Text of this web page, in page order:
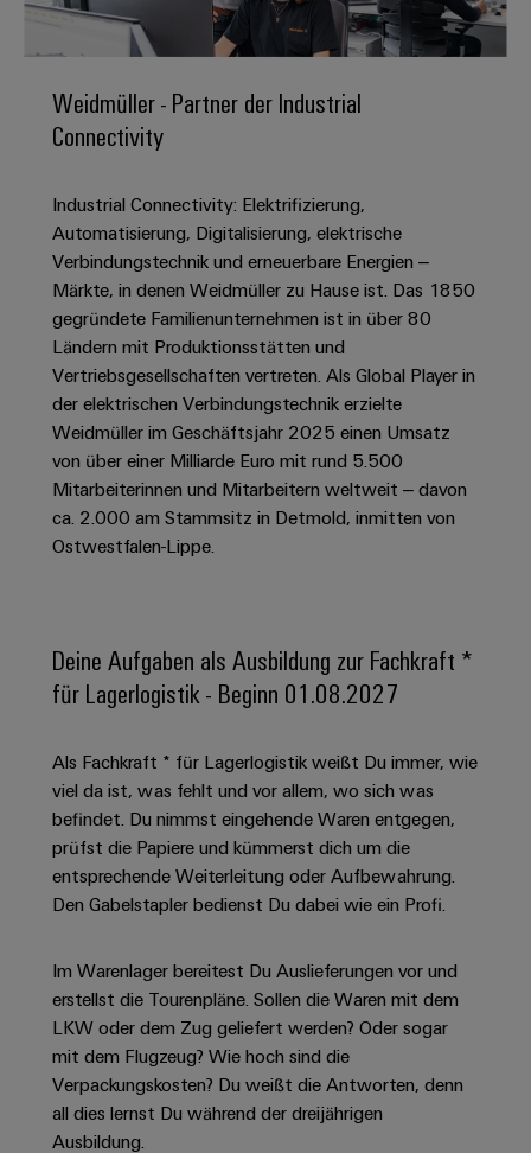
erlebbar
werden.
Lösungen
und
Produkte
Rechenzentren
–
effizient,
zuverlässig,
skalierbar
Energiespeicher
Lösungen
und
Produkte
für
Energiespeichersysteme
(ESS)
Energieübertragung
und
und
Sicherheit
für
Energienetze
Gebäudeinfrastruktur
Lösungen
für
die
spezifischen
Anforderungen
der
Gebäudeinfrastruktur
Gerätehersteller
Innovative
Verbindungslösungen
für
Geräte
Anschlusstechnologie
Microgrids
OS
Edge
Computing
Industrial
5G
Single
Pair
Ethernet
Schaltschrank-
Feldverdrahtung
Smart
Building
Smart
Metering
Weidmüller
Configurator
Workplace
Solutions
Systeme
und
Leiterplattenklemmen
und
-
Kabeleinführungssysteme
und
-
komponenten
Anschlussleitungen,
Patchkabel
und
Kabel
SPS
Systemverkabelung
&
Verteilerboxen
Elektronik
Koppelrelais
&
Halbleiterrelais
und
Messumformer
Stromversorgungen
Elektronikgehäuse
Fast
Service
Beratung
und
digitale
Planung
easyConnect
-
Ihre
Industrial
Service
Platform
Connectivity
Engineering
Weidmüller
PCB
Connector
Services
Akkreditiertes
Support
Technischer
Support
uns
Info
für
unsere
Partner
Vertrieb
Großhandelssuche
News
Messen
Webshop
Preisliste
Kataloganforderung
Unternehmen
Weidmüller
und
Fakten
Unser
Vorstand
Nachhaltigkeit
Weidmüller
Academy
People
&
Culture
Compliance
Weidmüller
Orange
Mag
|
Länder
Management
Informationen
und
Presse
Unternehmensmeldungen
Fachpressemeldungen
Karriere
Stellen
Berufserfahrene
Studierende
Werkstudententätigkeiten
Praktika
Abschlussarbeiten
Neuanfang
für
Studienabbrecher
Offene
Stellen
Für
und
Schüler
Ausbildung
Duales
Schülerpraktika
Erfolgreiche
Karrierewege
Offene
Ausbildungs-
Weidmüller - Partner der Industrial
Connectivity
Industrial Connectivity: Elektrifizierung,
Automatisierung, Digitalisierung, elektrische
Verbindungstechnik und erneuerbare Energien –
Märkte, in denen Weidmüller zu Hause ist. Das 1850
gegründete Familienunternehmen ist in über 80
Ländern mit Produktionsstätten und
Vertriebsgesellschaften vertreten. Als Global Player in
der elektrischen Verbindungstechnik erzielte
Weidmüller im Geschäftsjahr 2025 einen Umsatz
von über einer Milliarde Euro mit rund 5.500
Mitarbeiterinnen und Mitarbeitern weltweit – davon
ca. 2.000 am Stammsitz in Detmold, inmitten von
Ostwestfalen-Lippe.
Deine Aufgaben als Ausbildung zur Fachkraft *
für Lagerlogistik - Beginn 01.08.2027
Als Fachkraft * für Lagerlogistik weißt Du immer, wie
viel da ist, was fehlt und vor allem, wo sich was
befindet. Du nimmst eingehende Waren entgegen,
prüfst die Papiere und kümmerst dich um die
entsprechende Weiterleitung oder Aufbewahrung.
Den Gabelstapler bedienst Du dabei wie ein Profi.
Im Warenlager bereitest Du Auslieferungen vor und
erstellst die Tourenpläne. Sollen die Waren mit dem
LKW oder dem Zug geliefert werden? Oder sogar
mit dem Flugzeug? Wie hoch sind die
Verpackungskosten? Du weißt die Antworten, denn
all dies lernst Du während der dreijährigen
Ausbildung.